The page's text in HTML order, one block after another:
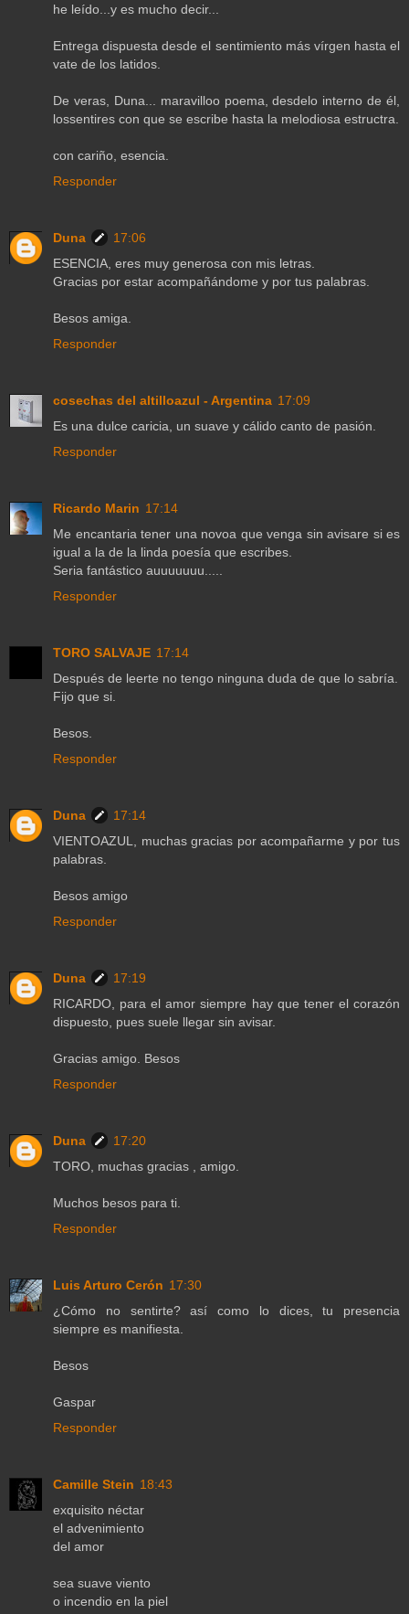
he leído...y es mucho decir...
Entrega dispuesta desde el sentimiento más vírgen hasta el
vate de los latidos.
De veras, Duna... maravilloo poema, desdelo interno de él,
lossentires con que se escribe hasta la melodiosa estructra.
con cariño, esencia.
Responder
Duna
17:06
ESENCIA, eres muy generosa con mis letras.
Gracias por estar acompañándome y por tus palabras.
Besos amiga.
Responder
cosechas del altilloazul - Argentina 17:09
Es una dulce caricia, un suave y cálido canto de pasión.
Responder
Ricardo Marin 17:14
Me encantaria tener una novoa que venga sin avisare si es
igual a la de la linda poesía que escribes.
Seria fantástico auuuuuuu.....
Responder
TORO SALVAJE 17:14
Después de leerte no tengo ninguna duda de que lo sabría.
Fijo que si.
Besos.
Responder
Duna
17:14
VIENTOAZUL, muchas gracias por acompañarme y por tus
palabras.
Besos amigo
Responder
Duna
17:19
RICARDO, para el amor siempre hay que tener el corazón
dispuesto, pues suele llegar sin avisar.
Gracias amigo. Besos
Responder
Duna
17:20
TORO, muchas gracias , amigo.
Muchos besos para ti.
Responder
Luis Arturo Cerón 17:30
¿Cómo no sentirte? así como lo dices, tu presencia
siempre es manifiesta.
Besos
Gaspar
Responder
Camille Stein 18:43
exquisito néctar
el advenimiento
del amor
sea suave viento
o incendio en la piel